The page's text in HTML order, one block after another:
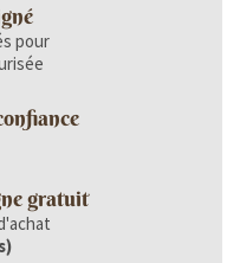
pour
gratuit
)